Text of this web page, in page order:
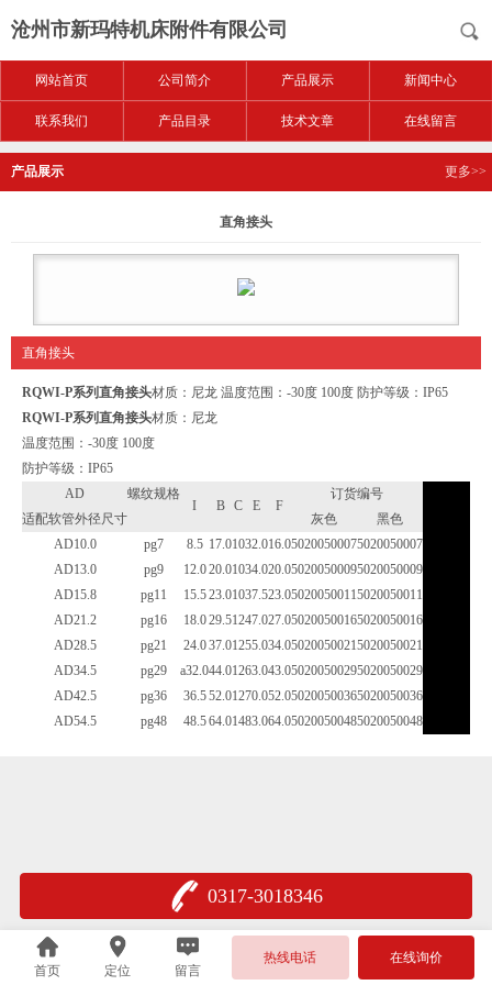
沧州市新玛特机床附件有限公司
网站首页 公司简介 产品展示 新闻中心
联系我们 产品目录 技术文章 在线留言
产品展示 更多>>
直角接头
直角接头
RQWI-P系列直角接头材质：尼龙 温度范围：-30度 100度 防护等级：IP65
RQWI-P系列直角接头材质：尼龙
温度范围：-30度 100度
防护等级：IP65
AD
适配软管外径尺寸
螺纹规格
I B C E F
订货编号
灰色
黑色
AD10.0
pg7 8.5 17.01032.016.050200500075020050007
AD13.0
pg9 12.020.01034.020.050200500095020050009
AD15.8
pg11 15.523.01037.523.050200500115020050011
AD21.2
pg16 18.029.51247.027.050200500165020050016
AD28.5
pg21 24.037.01255.034.050200500215020050021
AD34.5
pg29 a32.044.01263.043.050200500295020050029
AD42.5
pg36 36.552.01270.052.050200500365020050036
AD54.5
pg48 48.564.01483.064.050200500485020050048
0317-3018346
首页 定位 留言
热线电话 在线询价